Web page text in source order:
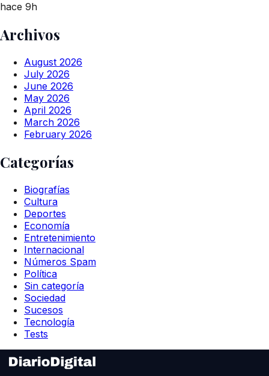
hace 9h
Archivos
August 2026
July 2026
June 2026
May 2026
April 2026
March 2026
February 2026
Categorías
Biografías
Cultura
Deportes
Economía
Entretenimiento
Internacional
Números Spam
Política
Sin categoría
Sociedad
Sucesos
Tecnología
Tests